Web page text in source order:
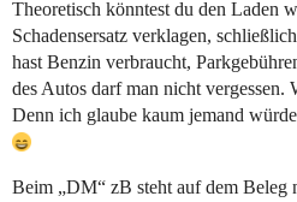
Theoretisch könntest du den Laden
Schadensersatz verklagen,
hast Benzin verbraucht,
des Autos darf man nicht vergessen.
Denn ich glaube kaum jemand
Beim „DM“ zB steht auf dem Beleg